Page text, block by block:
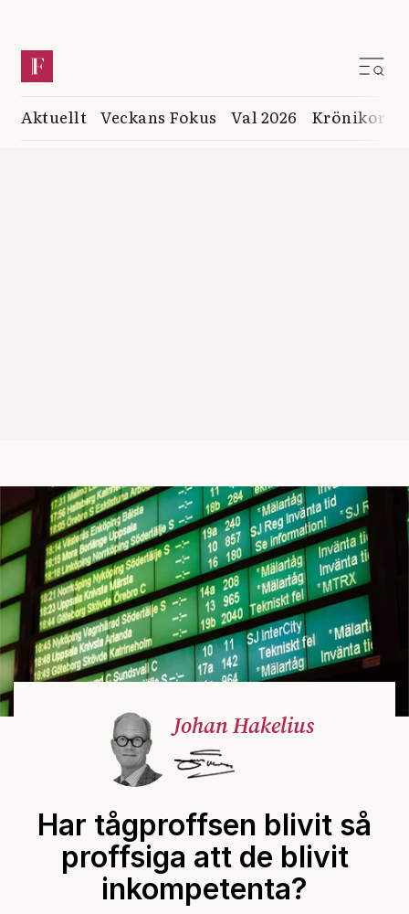
Aktuellt Veckans Fokus Val 2026 Krönikor
Johan Hakelius
Har tågproffsen blivit så
proffsiga att de blivit
inkompetenta?